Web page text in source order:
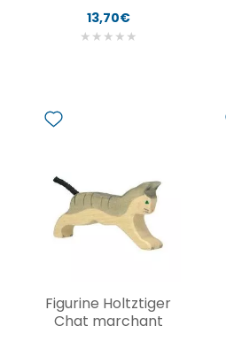
13,70€
★ ★ ★ ★ ★
Figurine Holtztiger
Chat marchant